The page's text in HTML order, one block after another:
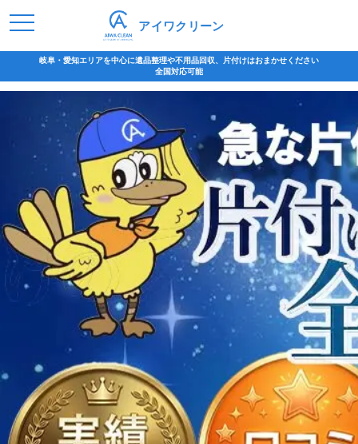
アイワクリーン